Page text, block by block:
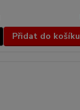
Přidat do košíku